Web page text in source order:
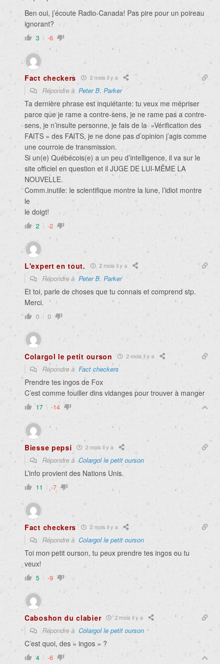
Ben oui, j’écoute Radio-Canada! Pas pire pour un poireau
ignorant?
3 -6
Fact checkers 2 mois il y a
Répondre à Peter B. Parker
Ta dernière phrase est inquiétante: tu veux me mépriser
parce que je rame a contre-sens, je ne rame pas a contre-
sens, je n’insulte personne, je fais de la »Vérification des
FAITS » des FAITS, je ne done pas d’opinion j’agis comme
une courroie de transmission.
Si un(e) Québécois(e) a un peu d’intelligence, il va sur le
site officiel en question et il JUGE DE LUI-MÊME LA
NOUVELLE.
Comm.inutile: le scientifique montre la lune, l’idiot montre
le
le doigt!
2 -2
L'expert en tout. 2 mois il y a
Répondre à Peter B. Parker
Et toi, parle de choses que tu connais et comprend stp.
Merci.
0 0
Colargol le petit ourson 2 mois il y a
Répondre à Fact checkers
Prendre tes ingos de Fox
C’est comme fouiller dins vidanges pour trouver à manger
17 -14
Biesse pepsi 2 mois il y a
Répondre àColargol le petit ourson
L’info provient des Nations Unis.
11 -7
Fact checkers 2 mois il y a
Répondre à Colargol le petit ourson
Toi mon petit ourson, tu peux prendre tes ingos ou tu
veux!
5 -9
Caboshon du clabier 2 mois il y a
Répondre à Colargol le petit ourson
C’est quoi, des « ingos » ?
4 -6